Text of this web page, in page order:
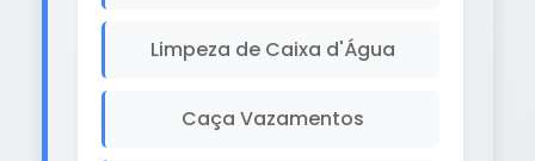
Limpeza de Caixa d'Água
Caça Vazamentos